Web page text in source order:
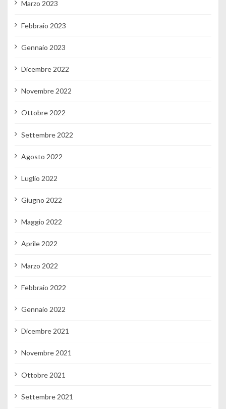
Marzo 2023
Febbraio 2023
Gennaio 2023
Dicembre 2022
Novembre 2022
Ottobre 2022
Settembre 2022
Agosto 2022
Luglio 2022
Giugno 2022
Maggio 2022
Aprile 2022
Marzo 2022
Febbraio 2022
Gennaio 2022
Dicembre 2021
Novembre 2021
Ottobre 2021
Settembre 2021